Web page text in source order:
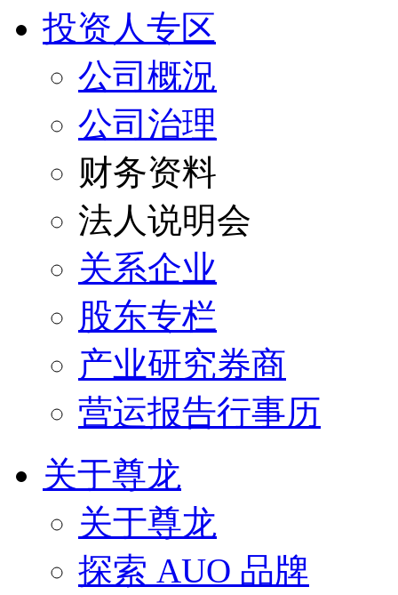
投资人专区
公司概況
公司治理
财务资料
法人说明会
关系企业
股东专栏
产业研究券商
营运报告行事历
关于尊龙
关于尊龙
探索 AUO 品牌